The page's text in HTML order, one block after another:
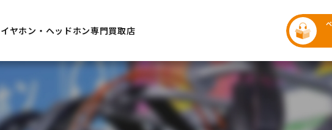
ヤホン・ヘッドホン専門買取店